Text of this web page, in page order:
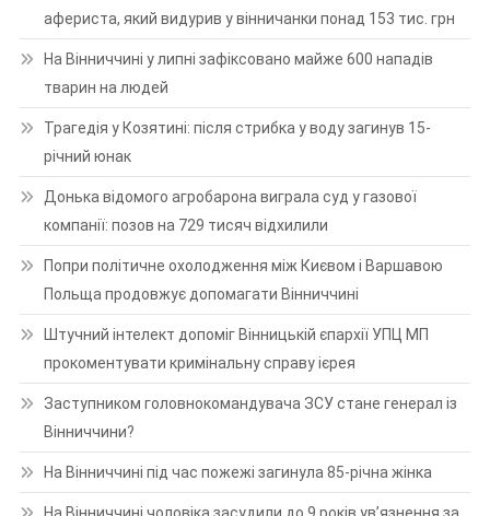
афериста, який видурив у вінничанки понад 153 тис. грн
На Вінниччині у липні зафіксовано майже 600 нападів
тварин на людей
Трагедія у Козятині: після стрибка у воду загинув 15-
річний юнак
Донька відомого агробарона виграла суд у газової
компанії: позов на 729 тисяч відхилили
Попри політичне охолодження між Києвом і Варшавою
Польща продовжує допомагати Вінниччині
Штучний інтелект допоміг Вінницькій єпархії УПЦ МП
прокоментувати кримінальну справу ієрея
Заступником головнокомандувача ЗСУ стане генерал із
Вінниччини?
На Вінниччині під час пожежі загинула 85-річна жінка
На Вінниччині чоловіка засудили до 9 років ув’язнення за